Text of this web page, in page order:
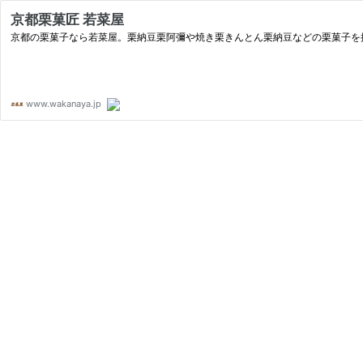
京都栗菓匠 若菜屋
京都の栗菓子なら若菜屋。栗納豆栗阿彌や焼き栗きんとん栗納豆などの栗菓子を
www.wakanaya.jp